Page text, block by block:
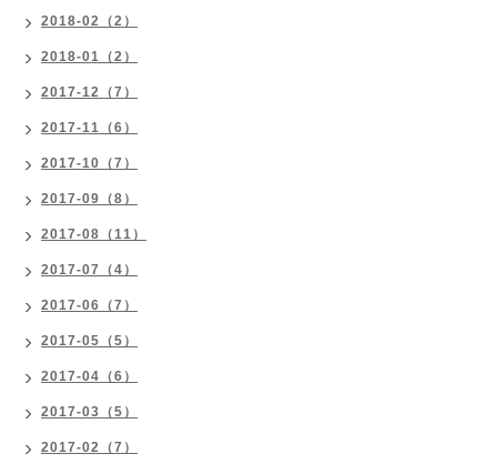
2018-02（2）
2018-01（2）
2017-12（7）
2017-11（6）
2017-10（7）
2017-09（8）
2017-08（11）
2017-07（4）
2017-06（7）
2017-05（5）
2017-04（6）
2017-03（5）
2017-02（7）